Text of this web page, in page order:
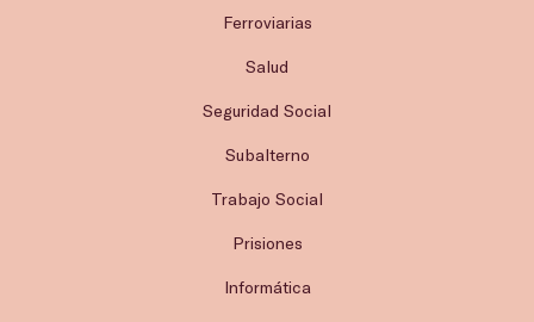
Ferroviarias
Salud
Seguridad Social
Subalterno
Trabajo Social
Prisiones
Informática